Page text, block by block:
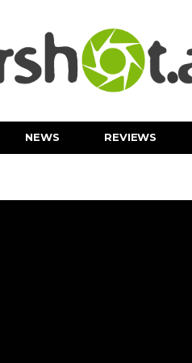
NEWS REVIEWS